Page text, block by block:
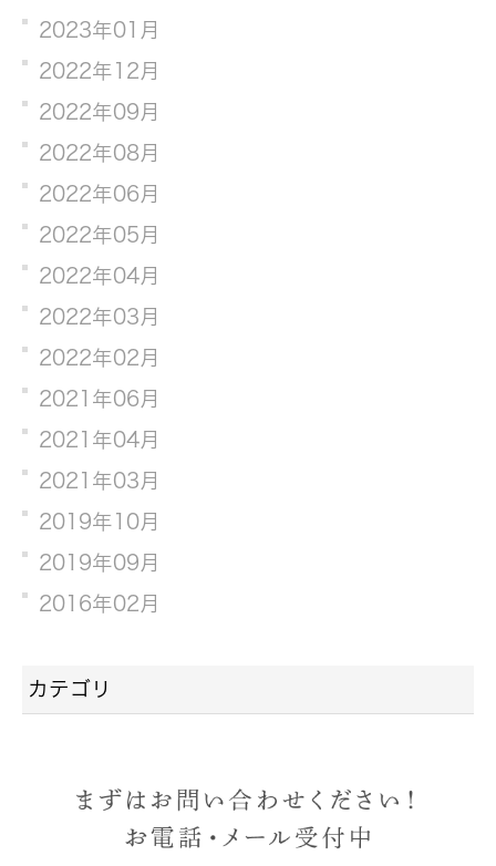
2023年01月
2022年12月
2022年09月
2022年08月
2022年06月
2022年05月
2022年04月
2022年03月
2022年02月
2021年06月
2021年04月
2021年03月
2019年10月
2019年09月
2016年02月
カテゴリ